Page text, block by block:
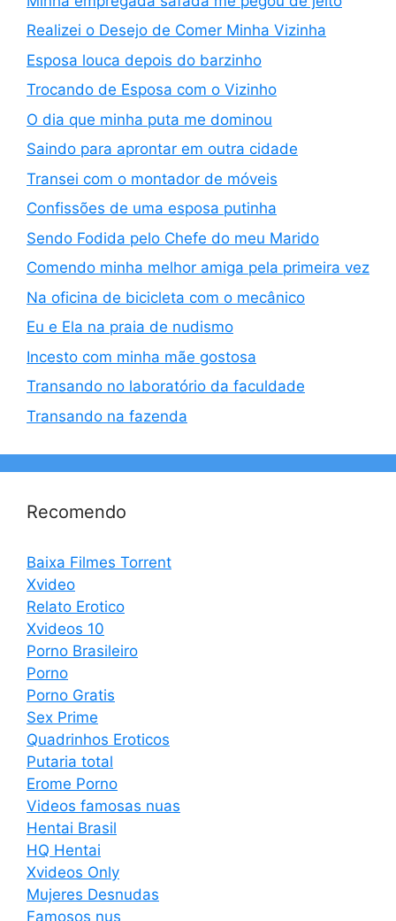
Realizei o Desejo de Comer Minha Vizinha
Esposa louca depois do barzinho
Trocando de Esposa com o Vizinho
O dia que minha puta me dominou
Saindo para aprontar em outra cidade
Transei com o montador de móveis
Confissões de uma esposa putinha
Sendo Fodida pelo Chefe do meu Marido
Comendo minha melhor amiga pela primeira vez
Na oficina de bicicleta com o mecânico
Eu e Ela na praia de nudismo
Incesto com minha mãe gostosa
Transando no laboratório da faculdade
Transando na fazenda
Recomendo
Baixa Filmes Torrent
Xvideo
Relato Erotico
Xvideos 10
Porno Brasileiro
Porno
Porno Gratis
Sex Prime
Quadrinhos Eroticos
Putaria total
Erome Porno
Videos famosas nuas
Hentai Brasil
HQ Hentai
Xvideos Only
Mujeres Desnudas
Famosos nus